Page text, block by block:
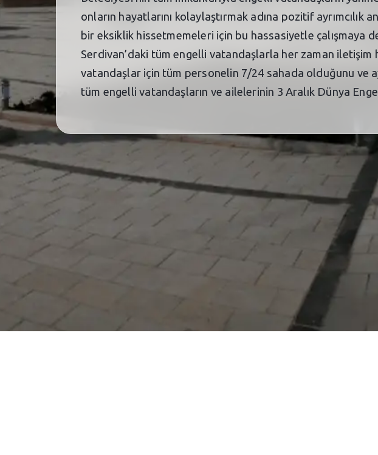
onların hayatlarını kolaylaştırmak adına pozitif ayrımcılık
bir eksiklik hissetmemeleri için bu hassasiyetle çalışmaya
Serdivan’daki tüm engelli vatandaşlarla her zaman
vatandaşlar için tüm personelin 7/24 sahada olduğunu ve
tüm engelli vatandaşların ve ailelerinin 3 Aralık Dünya